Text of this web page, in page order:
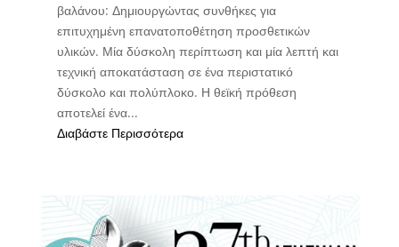
βαλάνου: Δημιουργώντας συνθήκες για
επιτυχημένη επανατοποθέτηση προσθετικών
υλικών. Μία δύσκολη περίπτωση και μία λεπτή και
τεχνική αποκατάσταση σε ένα περιστατικό
δύσκολο και πολύπλοκο. Η θεϊκή πρόθεση
αποτελεί ένα...
Διαβάστε Περισσότερα